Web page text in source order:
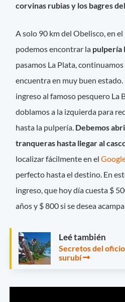
corvinas rubias y los bagres
A solo 90 km del Obelisco, en
podemos encontrar la pulpería
pasamos La Plata,
encuentra en muy buen
ingreso al famoso pesquero La
doblamos a la izquierda para
hasta la pulpería. Debemos
tranqueras hasta llegar al
localizar fácilmente en el
perfecto hasta el destino. En
ingreso, que hoy día cuesta $
años y $ 800 si se desea
Leé también
Secretos del
surubí